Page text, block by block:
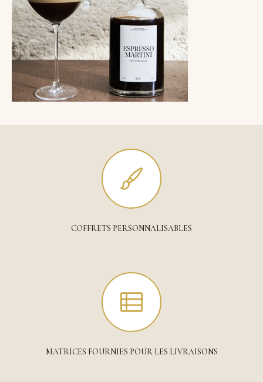
COFFRETS PERSONNALISABLES
MATRICES FOURNIES POUR LES LIVRAISONS